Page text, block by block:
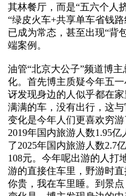
其林餐厅，而是“五六个人
“绿皮火车+共享单车省钱
已成为常态，甚至出现“背
端案例。
油管“北京大公子”频道博
化。首先博主质疑今年五
讶发现身边的人似乎都在
满满的车，没有出行，这
变化是今年人们更喜欢穷
2019年国内旅游人数1.95
了2025年国内旅游人数2.7
108元。今年呢出游的人打
游的直接住车里，野游时
你贵，我在车里睡。到景